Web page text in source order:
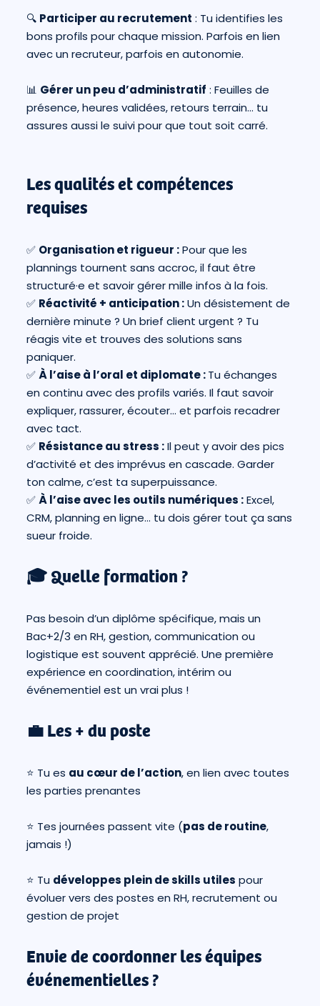
🔍 Participer au recrutement : Tu identifies les
bons profils pour chaque mission. Parfois en lien
avec un recruteur, parfois en autonomie.
📊 Gérer un peu d’administratif : Feuilles de
présence, heures validées, retours terrain… tu
assures aussi le suivi pour que tout soit carré.
Les qualités et compétences
requises
✅ Organisation et rigueur :Pour que les
plannings tournent sans accroc, il faut être
structuré·e et savoir gérer mille infos à la fois.
✅ Réactivité + anticipation :Un désistement de
dernière minute ? Un brief client urgent ? Tu
réagis vite et trouves des solutions sans
paniquer.
✅À l’aise à l’oral et diplomate :Tu échanges
en continu avec des profils variés. Il faut savoir
expliquer, rassurer, écouter… et parfois recadrer
avec tact.
✅ Résistance au stress :Il peut y avoir des pics
d’activité et des imprévus en cascade. Garder
ton calme, c’est ta superpuissance.
✅À l’aise avec les outils numériques :Excel,
CRM, planning en ligne… tu dois gérer tout ça sans
sueur froide.
🎓 Quelle formation ?
Pas besoin d’un diplôme spécifique, mais un
Bac+2/3 en RH, gestion, communication ou
logistique est souvent apprécié. Une première
expérience en coordination, intérim ou
événementiel est un vrai plus !
💼 Les + du poste
⭐ Tu es au cœur de l’action, en lien avec toutes
les parties prenantes
⭐ Tes journées passent vite (pas de routine,
jamais !)
⭐ Tu développes plein de skills utiles pour
évoluer vers des postes en RH, recrutement ou
gestion de projet
Envie de coordonner les équipes
événementielles ?